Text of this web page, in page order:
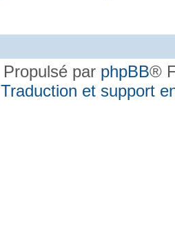
Propulsé par phpBB®
Traduction et support